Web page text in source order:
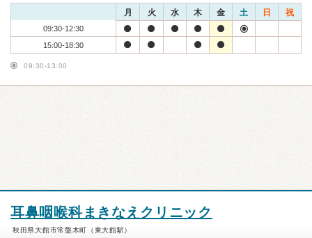
月 火 水 木 金 土 日 祝
09:30-12:30
15:00-18:30
09:30-13:00
耳鼻咽喉科まきなえクリニック
秋田県大館市常盤木町（東大館駅）